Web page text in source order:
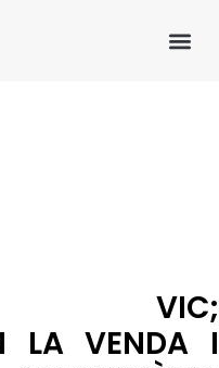
VIC;
LA VENDA I